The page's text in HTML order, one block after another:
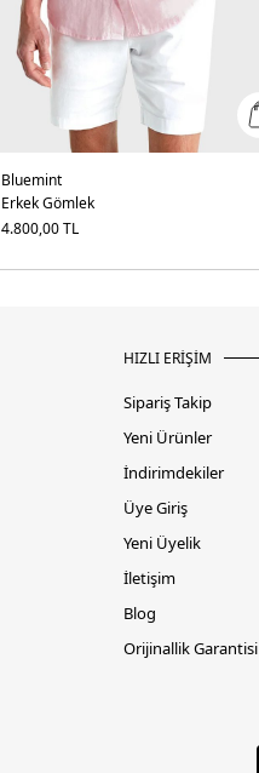
Bluemint
Erkek Gömlek
4.800,00TL
HIZLI ERİŞİM
Sipariş Takip
Yeni Ürünler
İndirimdekiler
Üye Giriş
Yeni Üyelik
İletişim
Blog
Orijinallik Garantisi